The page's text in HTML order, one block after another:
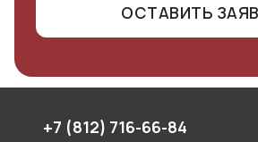
ОСТАВИТЬ
+7 (812) 716-66-84